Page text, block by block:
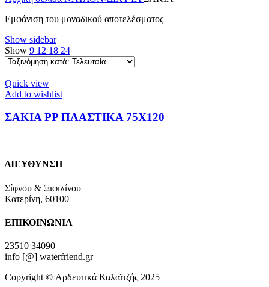
Εμφάνιση του μοναδικού αποτελέσματος
Show sidebar
Show 9 12 18 24
Quick view
Add to wishlist
ΣΑΚΙΑ PP ΠΛΑΣΤΙΚΑ 75Χ120
ΔΙΕΥΘΥΝΣΗ
Σίφνου & Ξιφιλίνου
Κατερίνη, 60100
ΕΠΙΚΟΙΝΩΝΙΑ
23510 34090
info [@] waterfriend.gr
Copyright © Αρδευτικά Καλαϊτζής 2025